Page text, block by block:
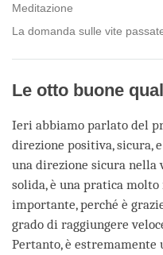
Meditazione
La domanda sulle vite
Le otto buone
Ieri abbiamo parlato del
direzione positiva, sicura,
una direzione sicura nella
solida, è una pratica
importante, perché è
grado di raggiungere
Pertanto, è